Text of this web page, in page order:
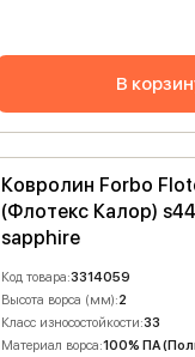
В
Ковролин Forbo
(Флотекс Калор)
sapphire
Код товара:3314059
Высота ворса (мм):2
Класс износостойкости:33
Материал ворса:100% ПА